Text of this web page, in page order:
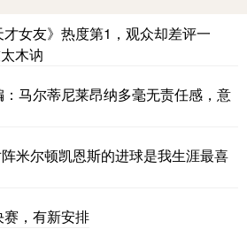
女友》热度第1，观众却差评一
木讷
马尔蒂尼莱昂纳多毫无责任感，意
米尔顿凯恩斯的进球是我生涯最喜
，有新安排